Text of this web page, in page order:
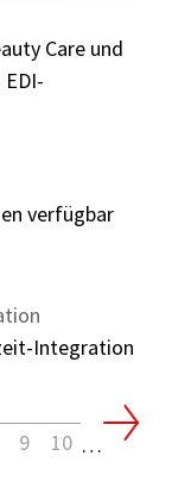
Care und
verfügbar
Integration
9 10 …